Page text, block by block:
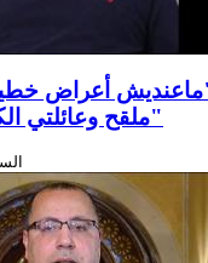
ملقح وعائلتي الكل أُصيبت بالكورونا"
السبت، 26